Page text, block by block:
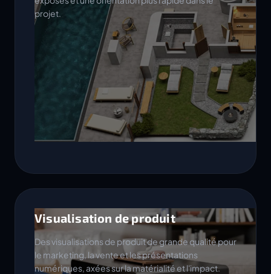
projet.
Visualisation de produit
Des visualisations de produit de grande qualité pour
le marketing, la vente et les présentations
numériques, axées sur la matérialité et l'impact.